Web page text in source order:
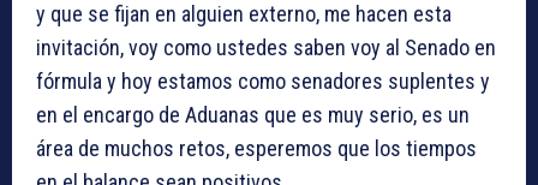
y que se fijan en alguien externo, me hacen esta
invitación, voy como ustedes saben voy al Senado en
fórmula y hoy estamos como senadores suplentes y
en el encargo de Aduanas que es muy serio, es un
área de muchos retos, esperemos que los tiempos